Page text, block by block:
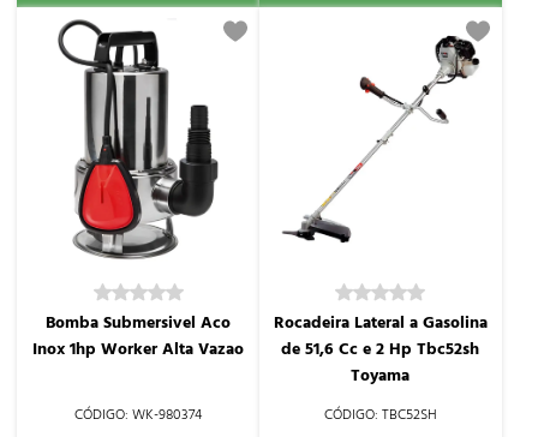
WK-980374
Bomba Submersivel Aco
Inox 1hp Worker Alta Vazao
TBC52SH
Rocadeira Lateral a Gasolina
de 51,6 Cc e 2 Hp Tbc52sh
Toyama